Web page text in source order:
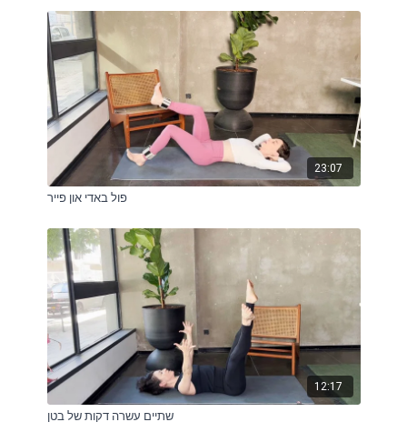
23:07
פול באדי און פייר
12:17
שתיים עשרה דקות של בטן